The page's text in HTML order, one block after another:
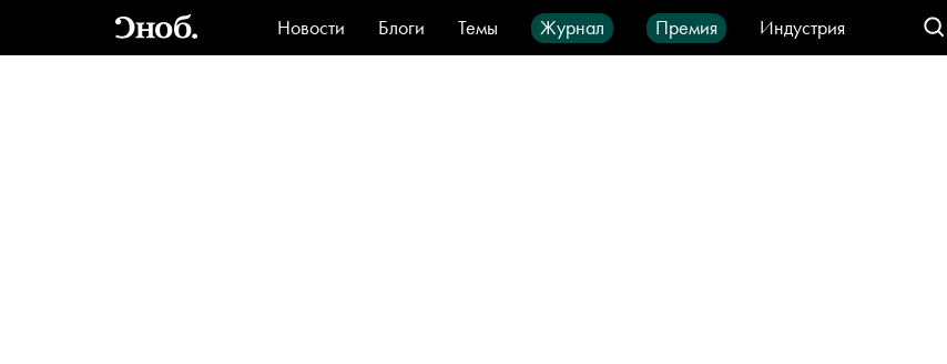
Новости Блоги Темы Журнал Премия
Индустрия
Стиль
Видео Город IT-продукты